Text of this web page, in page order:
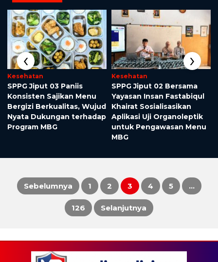
Kesehatan
SPPG Jiput 03 Paniis
Konsisten Sajikan Menu
Bergizi Berkualitas, Wujud
Nyata Dukungan terhadap
Program MBG
Kesehatan
SPPG Jiput 02 Bersama
Yayasan Insan Fastabiqul
Khairat Sosialisasikan
Aplikasi Uji Organoleptik
untuk Pengawasan Menu
MBG
‹ ›
Paginasi
Sebelumnya 1 2 3 4 5 …
126 Selanjutnya